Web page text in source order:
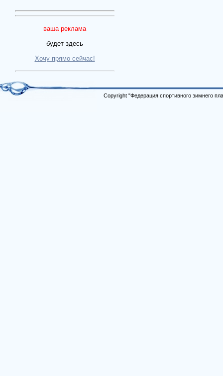
ваша реклама
будет здесь
Хочу прямо сейчас!
Copyright "Федерация спортивного зимнего